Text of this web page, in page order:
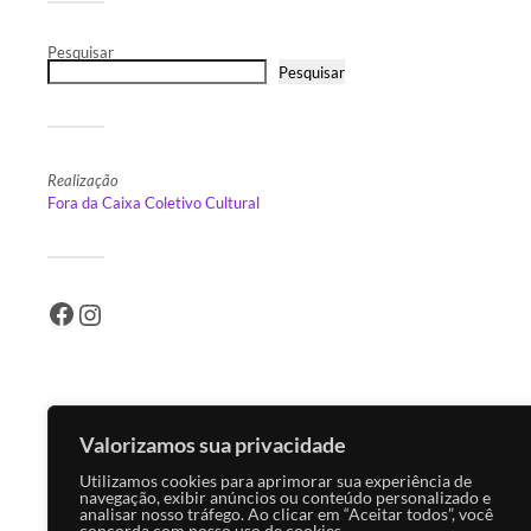
Valorizamos sua privacidade
Utilizamos cookies para aprimorar sua experiência de
navegação, exibir anúncios ou conteúdo personalizado e
analisar nosso tráfego. Ao clicar em “Aceitar todos”, você
Pesquisar
Pesquisar
Realização
Fora da Caixa Coletivo Cultural